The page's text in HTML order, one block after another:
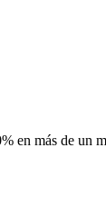
en más de un